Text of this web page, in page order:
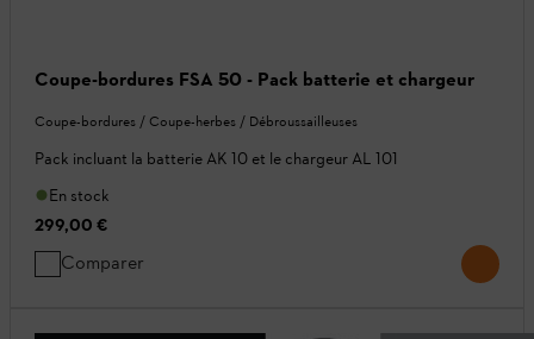
Coupe-bordures FSA 50 - Pack batterie et chargeur
Coupe-bordures / Coupe-herbes / Débroussailleuses
Pack incluant la batterie AK 10 et le chargeur AL 101
En stock
299,00 €
Comparer